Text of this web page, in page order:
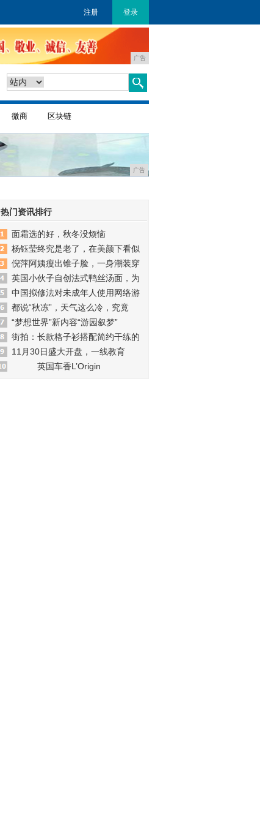
注册 登录
广告
微商 区块链
广告
热门资讯排行
面霜选的好，秋冬没烦恼
杨钰莹终究是老了，在美颜下看似
倪萍阿姨瘦出锥子脸，一身潮装穿
英国小伙子自创法式鸭丝汤面，为
中国拟修法对未成年人使用网络游
都说“秋冻”，天气这么冷，究竟
“梦想世界”新内容“游园叙梦”
街拍：长款格子衫搭配简约干练的
11月30日盛大开盘，一线教育
英国车香L’Origin